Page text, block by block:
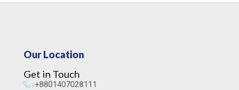
Our Location
Get in Touch
+8801407028111